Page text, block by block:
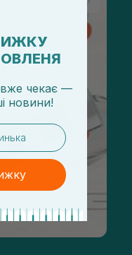
вже чекає —
новини!